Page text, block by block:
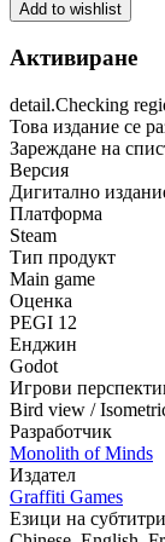
Add to wishlist
Активиране
detail.Checking
Това издание се
Зареждане на
Версия
Дигитално
Платформа
Steam
Тип продукт
Main game
Оценка
PEGI 12
Енджин
Godot
Игрови
Bird view /
Разработчик
Monolith of Minds
Издател
Graffiti Games
Езици на